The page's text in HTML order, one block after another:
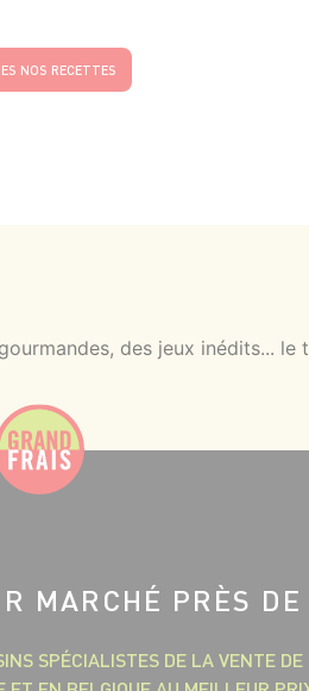
NOS RECETTES
des jeux inédits... le
MARCHÉ PRÈS DE
SPÉCIALISTES DE LA VENTE DE